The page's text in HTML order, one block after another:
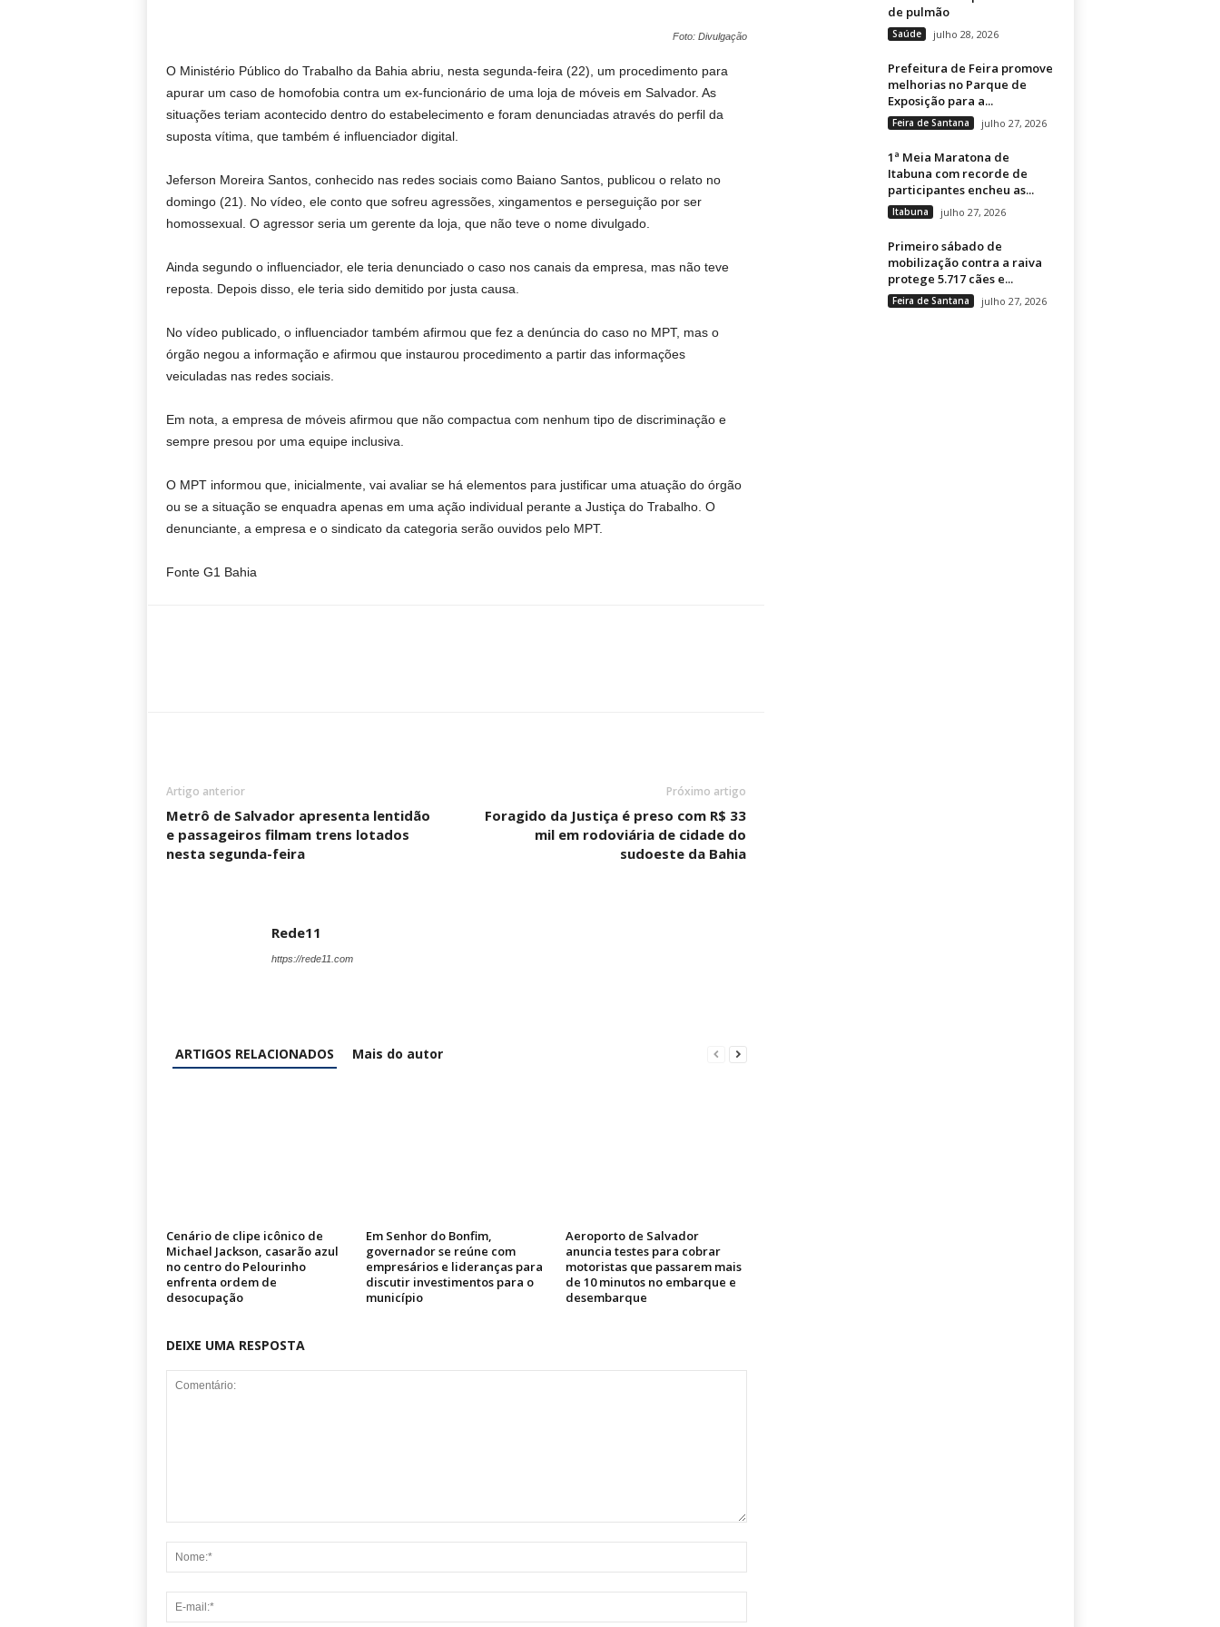
Foto: Divulgação
O Ministério Público do Trabalho da Bahia abriu, nesta segunda-feira (22), um procedimento para
apurar um caso de homofobia contra um ex-funcionário de uma loja de móveis em Salvador. As
situações teriam acontecido dentro do estabelecimento e foram denunciadas através do perfil da
suposta vítima, que também é influenciador digital.
Jeferson Moreira Santos, conhecido nas redes sociais como Baiano Santos, publicou o relato no
domingo (21). No vídeo, ele conto que sofreu agressões, xingamentos e perseguição por ser
homossexual. O agressor seria um gerente da loja, que não teve o nome divulgado.
Ainda segundo o influenciador, ele teria denunciado o caso nos canais da empresa, mas não teve
reposta. Depois disso, ele teria sido demitido por justa causa.
No vídeo publicado, o influenciador também afirmou que fez a denúncia do caso no MPT, mas o
órgão negou a informação e afirmou que instaurou procedimento a partir das informações
veiculadas nas redes sociais.
Em nota, a empresa de móveis afirmou que não compactua com nenhum tipo de discriminação e
sempre presou por uma equipe inclusiva.
O MPT informou que, inicialmente, vai avaliar se há elementos para justificar uma atuação do órgão
ou se a situação se enquadra apenas em uma ação individual perante a Justiça do Trabalho. O
denunciante, a empresa e o sindicato da categoria serão ouvidos pelo MPT.
Fonte G1 Bahia
Artigo anterior
Metrô de Salvador apresenta lentidão
e passageiros filmam trens lotados
nesta segunda-feira
Próximo artigo
Foragido da Justiça é preso com R$ 33
mil em rodoviária de cidade do
sudoeste da Bahia
Rede11
https://rede11.com
ARTIGOS RELACIONADOS Mais do autor
Cenário de clipe icônico de
Michael Jackson, casarão azul
no centro do Pelourinho
enfrenta ordem de
desocupação
Em Senhor do Bonfim,
governador se reúne com
empresários e lideranças para
discutir investimentos para o
município
Aeroporto de Salvador
anuncia testes para cobrar
motoristas que passarem mais
de 10 minutos no embarque e
desembarque
DEIXE UMA RESPOSTA
de pulmão
Saúde julho 28, 2026
Prefeitura de Feira promove
melhorias no Parque de
Exposição para a...
Feira de Santana julho 27, 2026
1ª Meia Maratona de
Itabuna com recorde de
participantes encheu as...
Itabuna julho 27, 2026
Primeiro sábado de
mobilização contra a raiva
protege 5.717 cães e...
Feira de Santana julho 27, 2026